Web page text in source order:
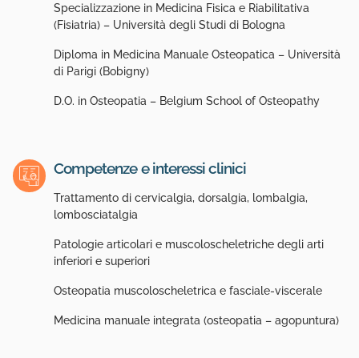
Specializzazione in Medicina Fisica e Riabilitativa
(Fisiatria) – Università degli Studi di Bologna
Diploma in Medicina Manuale Osteopatica – Università
di Parigi (Bobigny)
D.O. in Osteopatia – Belgium School of Osteopathy
Competenze e interessi clinici
Trattamento di cervicalgia, dorsalgia, lombalgia,
lombosciatalgia
Patologie articolari e muscoloscheletriche degli arti
inferiori e superiori
Osteopatia muscoloscheletrica e fasciale-viscerale
Medicina manuale integrata (osteopatia – agopuntura)